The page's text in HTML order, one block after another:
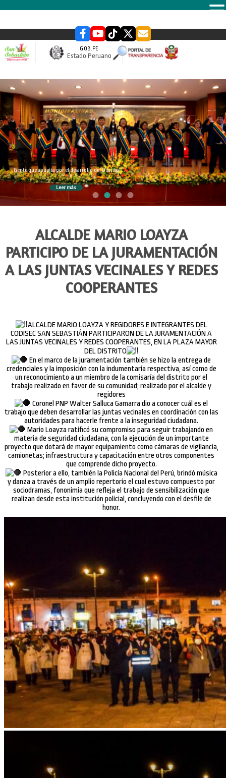
GOB.PE
Estado Peruano
slider
Gente que apuesta por el desarrollo del Distrito
Leer más
ALCALDE MARIO LOAYZA
PARTICIPO DE LA JURAMENTACIÓN
A LAS JUNTAS VECINALES Y REDES
COOPERANTES
ALCALDE MARIO LOAYZA Y REGIDORES E INTEGRANTES DEL
CODISEC SAN SEBASTIÁN PARTICIPARON DE LA JURAMENTACIÓN A
LAS JUNTAS VECINALES Y REDES COOPERANTES, EN LA PLAZA MAYOR
DEL DISTRITO
En el marco de la juramentación también se hizo la entrega de
credenciales y la imposición con la indumentaria respectiva, así como de
un reconocimiento a un miembro de la comisaría del distrito por el
trabajo realizado en favor de su comunidad; realizado por el alcalde y
regidores
Coronel PNP Walter Salluca Gamarra dio a conocer cuál es el
trabajo que deben desarrollar las juntas vecinales en coordinación con las
autoridades para hacerle frente a la inseguridad ciudadana.
Mario Loayza ratificó su compromiso para seguir trabajando en
materia de seguridad ciudadana, con la ejecución de un importante
proyecto que dotará de mayor equipamiento como cámaras de vigilancia,
camionetas; infraestructura y capacitación entre otros componentes
que comprende dicho proyecto.
Posterior a ello, también la Policía Nacional del Perú, brindó música
y danza a través de un amplio repertorio el cual estuvo compuesto por
sociodramas, fononimia que refleja el trabajo de sensibilización que
realizan desde esta institución policial, concluyendo con el desfile de
honor.